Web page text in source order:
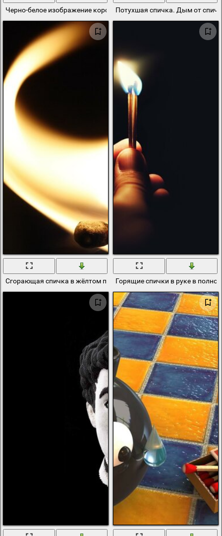
Черно-белое изображение коробка со спичками
Потухшая спичка. Дым от
Сгорающая спичка в жёлтом пламенеГорящие спички в руке в